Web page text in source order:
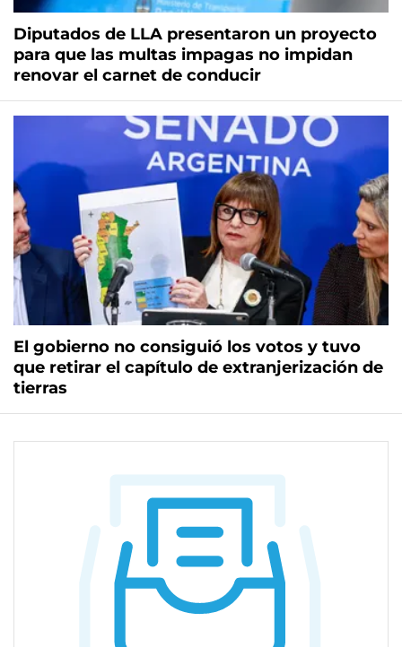
Diputados de LLA presentaron un proyecto
para que las multas impagas no impidan
renovar el carnet de conducir
El gobierno no consiguió los votos y tuvo
que retirar el capítulo de extranjerización de
tierras